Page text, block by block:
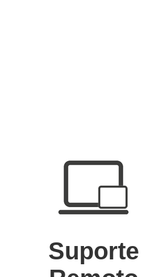
10/03/2025
01/03/2025
07/02/2025 -
07/01/2025 -
Atualização
19/02/2024 -
Suporte